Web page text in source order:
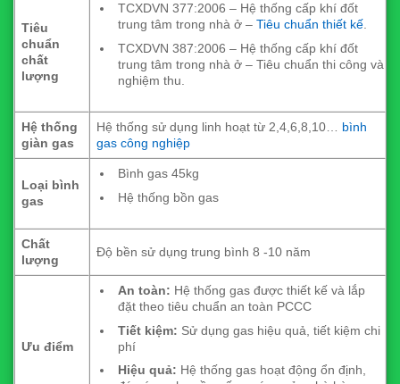
Tiêu
chuẩn
chất
lượng
TCXDVN 377:2006 – Hệ thống cấp khí đốt
trung tâm trong nhà ở – Tiêu chuẩn thiết kế.
TCXDVN 387:2006 – Hệ thống cấp khí đốt
trung tâm trong nhà ở – Tiêu chuẩn thi công và
nghiệm thu.
Hệ thống
giàn gas
Hệ thống sử dụng linh hoạt từ 2,4,6,8,10… bình
gas công nghiệp
Loại bình
gas
Bình gas 45kg
Hệ thống bồn gas
Chất
lượng
Độ bền sử dụng trung bình 8 -10 năm
Ưu điểm
An toàn: Hệ thống gas được thiết kế và lắp
đặt theo tiêu chuẩn an toàn PCCC
Tiết kiệm: Sử dụng gas hiệu quả, tiết kiệm chi
phí
Hiệu quả: Hệ thống gas hoạt động ổn định,